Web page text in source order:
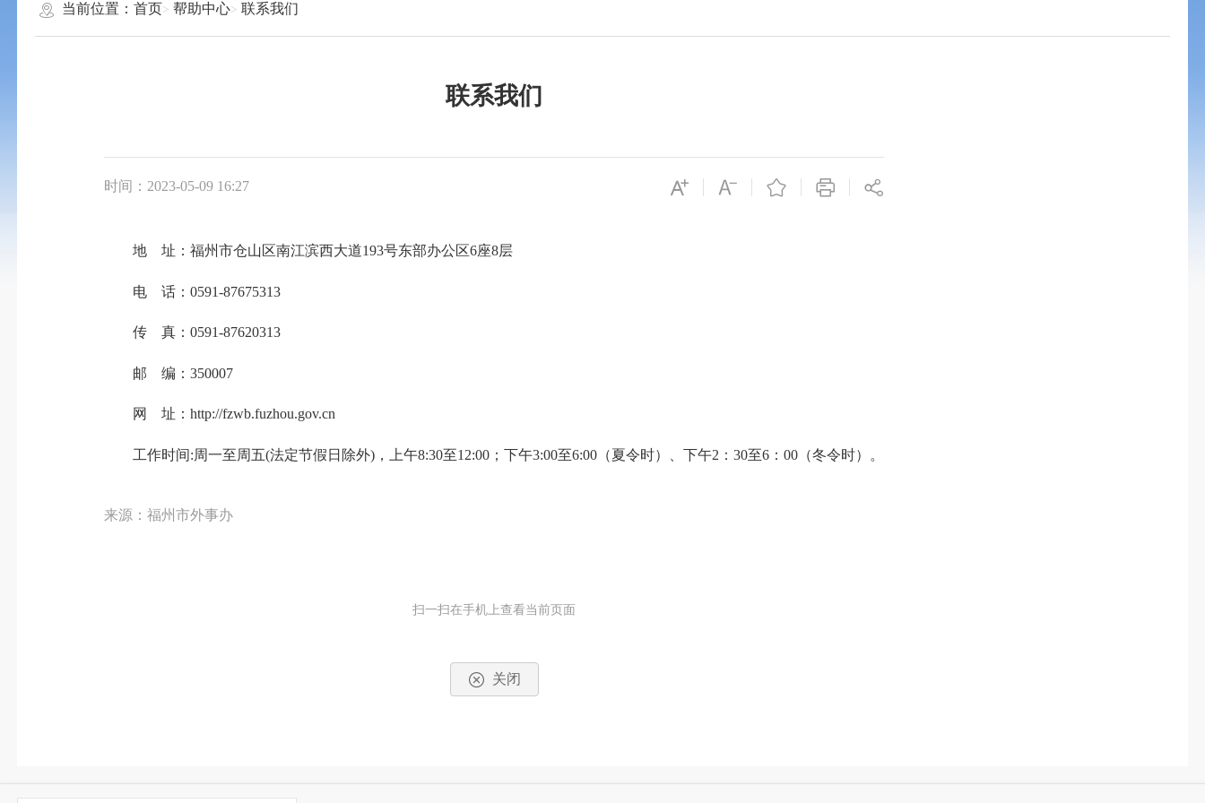
当前位置：首页 帮助中心 联系我们
联系我们
时间：2023-05-09 16:27
地 址：福州市仓山区南江滨西大道193号东部办公区6座8层
电 话：0591-87675313
传 真：0591-87620313
邮 编：350007
网 址：http://fzwb.fuzhou.gov.cn
工作时间:周一至周五(法定节假日除外)，上午8:30至12:00；下午3:00至6:00（夏令时）、下午2：30至6：00（冬令时）。
来源：福州市外事办
扫一扫在手机上查看当前页面
关闭